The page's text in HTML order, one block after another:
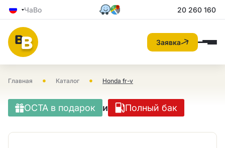
ЧаВо 20 260 160
Заявка
Главная • Каталог • Honda fr-v
OCTA в подарок и Полный бак